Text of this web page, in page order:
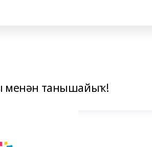
менән танышайыҡ!